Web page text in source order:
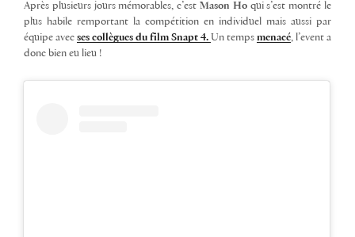
Après plusieurs jours mémorables, c’est Mason Hoqui s’est montré le
plus habile remportant la compétition en individuel mais aussi par
équipe avec ses collègues du film Snapt 4. Un temps menacé, l’event a
donc bien eu lieu !